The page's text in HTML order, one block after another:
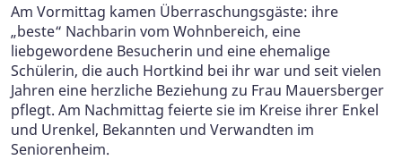
Am Vormittag kamen Überraschungsgäste: ihre
„beste“ Nachbarin vom Wohnbereich, eine
liebgewordene Besucherin und eine ehemalige
Schülerin, die auch Hortkind bei ihr war und seit vielen
Jahren eine herzliche Beziehung zu Frau Mauersberger
pflegt. Am Nachmittag feierte sie im Kreise ihrer Enkel
und Urenkel, Bekannten und Verwandten im
Seniorenheim.